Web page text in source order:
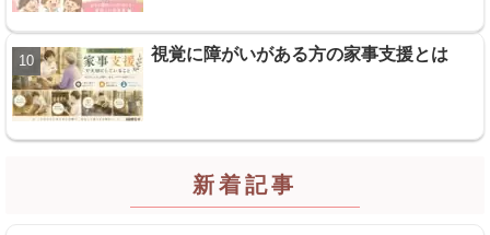
視覚に障がいがある方の家事支援とは
新着記事